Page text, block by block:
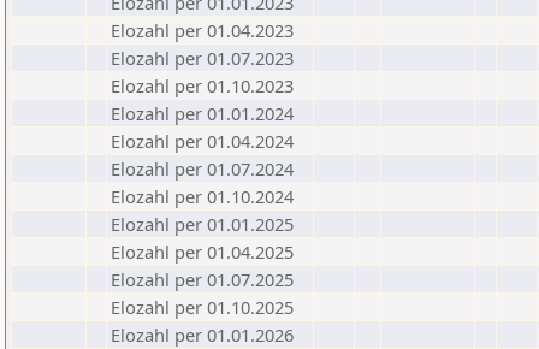
Elozahl per 01.04.2023
Elozahl per 01.07.2023
Elozahl per 01.10.2023
Elozahl per 01.01.2024
Elozahl per 01.04.2024
Elozahl per 01.07.2024
Elozahl per 01.10.2024
Elozahl per 01.01.2025
Elozahl per 01.04.2025
Elozahl per 01.07.2025
Elozahl per 01.10.2025
Elozahl per 01.01.2026